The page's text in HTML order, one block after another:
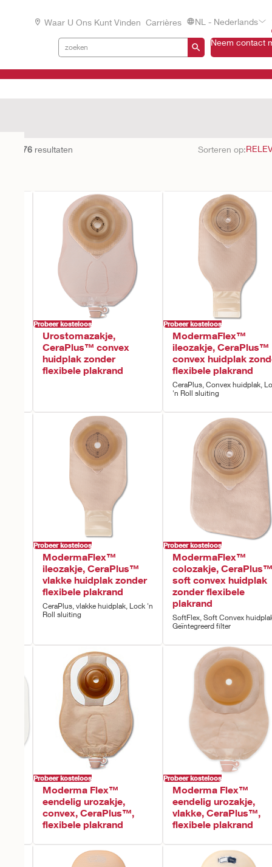
Waar U Ons Kunt Vinden Carrières
NL - Nederlands
Neem contact
76 resultaten Sorteren op:
Probeer kosteloos
Urostomazakje,
CeraPlus™ convex
huidplak zonder
flexibele plakrand
Probeer kosteloos
ModermaFlex™
ileozakje, CeraPlus™
convex huidplak
flexibele plakrand
CeraPlus, Convex huidplak,
'n Roll sluiting
Probeer kosteloos
ModermaFlex™
ileozakje, CeraPlus™
vlakke huidplak zonder
flexibele plakrand
CeraPlus, vlakke huidplak, Lock 'n
Roll sluiting
Probeer kosteloos
ModermaFlex™
colozakje, CeraPlus™
soft convex huidplak
zonder flexibele
plakrand
SoftFlex, Soft Convex
Geïntegreerd filter
Probeer kosteloos
Moderma Flex™
eendelig urozakje,
convex, CeraPlus™,
flexibele plakrand
Probeer kosteloos
Moderma Flex™
eendelig urozakje,
vlakke, CeraPlus™,
flexibele plakrand